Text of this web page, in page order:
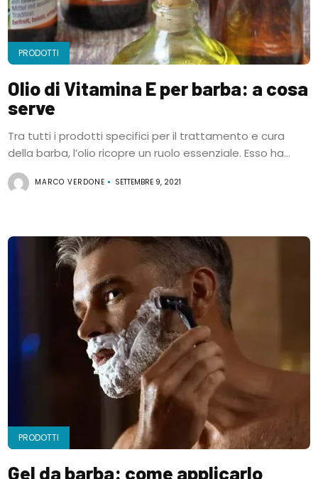
PRODOTTI
Olio di Vitamina E per barba: a cosa
serve
Tra tutti i prodotti specifici per il trattamento e cura
della barba, l’olio ricopre un ruolo essenziale. Esso ha...
MARCO VERDONE SETTEMBRE 9, 2021
PRODOTTI
Gel da barba: come applicarlo